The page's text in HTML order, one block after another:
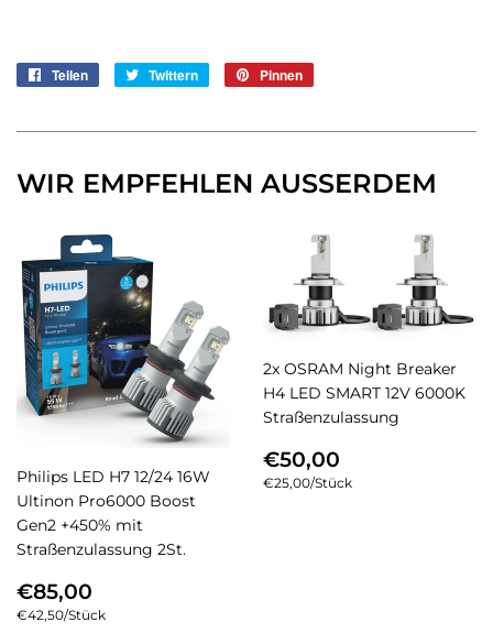
Teilen Twittern Pinnen
WIR EMPFEHLEN AUSSERDEM
Philips LED H7 12/24 16W
Ultinon Pro6000 Boost
Gen2 +450% mit
Straßenzulassung 2St.
NORMALER
PREIS
€85,00
Einzelpreis
€42,50/pro
Stück
2x OSRAM Night Breaker
H4 LED SMART 12V 6000K
Straßenzulassung
NORMALER
PREIS
€50,00
Einzelpreis
€25,00/pro
Stück